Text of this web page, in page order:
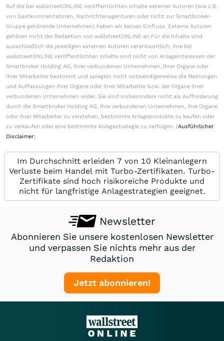
Auf die bei wallstreetONLINE veröffentlichten Inhalte externer Autoren (wie z.B.
von Gastkommentatoren, Nachrichtenagenturen oder nicht zur Smartbroker-
Gruppe gehörende Unternehmen) haben wir keinen Einfluss. Externe Autoren
gehören nicht der Redaktion von wallstreetONLINE an.Für die Inhalte sind
ausschließlich die jeweiligen externen Autoren verantwortlich. Ihre bei
wallstreetONLINE veröffentlichten Inhalte sind nicht von Anlageinteressen der
Smartbroker Holding AG, ihrer verbundenen Unternehmen, ihrer Organe oder
ihrer Mitarbeiter bestimmt und spiegeln nicht notwendigerweise die Meinungen
und Auffassungen ihrer Organe oder ihrer Mitarbeiter bzw. der Organe ihrer
verbundenen Unternehmen wider. Sie sind insbesondere nicht als Aufforderung
durch die Smartbroker Holding AG, ihre verbundenen Unternehmen, ihre Organe
oder ihrer Mitarbeiter zu verstehen, bestimmte Anlageprodukte zu kaufen oder
zu verkaufen oder eine bestimmte Anlagestrategie zu verfolgen. (Ausführlicher
Disclaimer)
Im Durchschnitt erleiden 7 von 10 Kleinanlegern
Verluste beim Handel mit Turbo-Zertifikaten. Turbo-
Zertifikate sind hoch risikoreiche Produkte und
nicht für langfristige Anlagestrategien geeignet.
Newsletter
Abonnieren Sie unsere kostenlosen Newsletter
und verpassen Sie nichts mehr aus der
Redaktion
Jetzt abonnieren!